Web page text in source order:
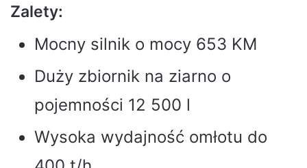
Zalety:
Mocny silnik o mocy 653 KM
Duży zbiornik na ziarno o
pojemności 12 500 l
Wysoka wydajność omłotu do